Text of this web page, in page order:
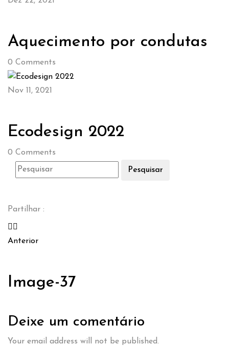
Aquecimento por condutas
0 Comments
Nov 11, 2021
Ecodesign 2022
0 Comments
Pesquisar
Partilhar :
Anterior
Image-37
Deixe um comentário
Your email address will not be published.